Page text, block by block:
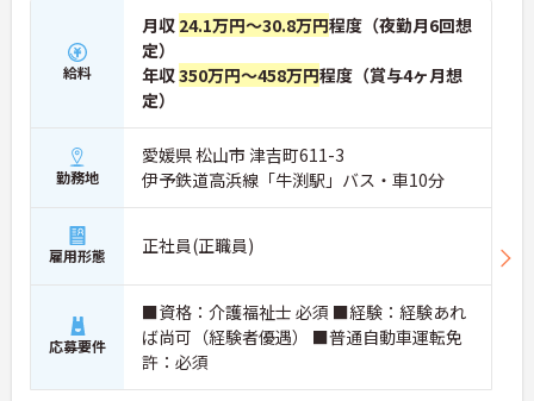
給料
月収 24.1万円～30.8万円程度（夜勤月6回想
定）
年収350万円～458万円程度（賞与4ヶ月想
定）
勤務地
愛媛県 松山市 津吉町611-3
伊予鉄道高浜線「牛渕駅」バス・車10分
雇用形態 正社員(正職員)
応募要件
■資格：介護福祉士 必須 ■経験：経験あれ
ば尚可（経験者優遇） ■普通自動車運転免
許：必須